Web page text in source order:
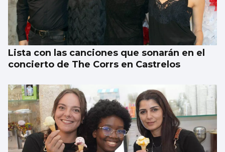
TENIS
Vigo, capital del tenis
Lista con las canciones que sonarán en el
concierto de The Corrs en Castrelos